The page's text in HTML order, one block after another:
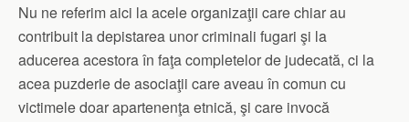
Nu ne referim aici la acele organizaţii care chiar au
contribuit la depistarea unor criminali fugari şi la
aducerea acestora în faţa completelor de judecată, ci la
acea puzderie de asociaţii care aveau în comun cu
victimele doar apartenenţa etnică, şi care invocă